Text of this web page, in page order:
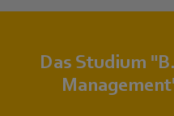
Das Studium